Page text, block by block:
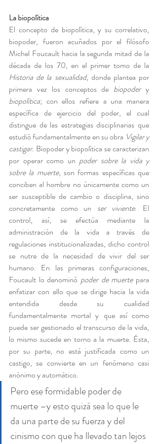
La biopolítica
El concepto de biopolítica, y su correlativo,
biopoder, fueron acuñados por el filósofo
Michel Foucault hacia la segunda mitad de la
Historia de la sexualidad, donde plantea por
primera vez los conceptos de biopoder
biopolítica; con ellos refiere a una manera
específica de ejercicio del poder, el cual
distingue de las estrategias disciplinarias que
estudió fundamentalmente en su obra Vigilar y
castigar. Biopoder y biopolítica se caracterizan
por operar como un poder sobre la vida y
sobre la muerte, son formas específicas que
conciben al hombre no únicamente como un
ser susceptible de cambio o disciplina, sino
concretamente como un ser viviente. El
control, así, se efectúa mediante la
administración de la vida a través de
regulaciones institucionalizadas, dicho control
se nutre de la necesidad de vivir del ser
humano. En las primeras configuraciones,
Foucault lo denominó poder de muerte para
enfatizar con ello que se dirige hacia la vida
entendida desde su cualidad
fundamentalmente mortal y que así como
puede ser gestionado el transcurso de la vida,
lo mismo sucede en torno a la muerte. Ésta,
por su parte, no está justificada como un
castigo, se convierte en un fenómeno casi
anónimo y automático.
Pero ese formidable poder de
muerte –y esto quizá sea lo que le
da una parte de su fuerza y del
cinismo con que ha llevado tan lejos